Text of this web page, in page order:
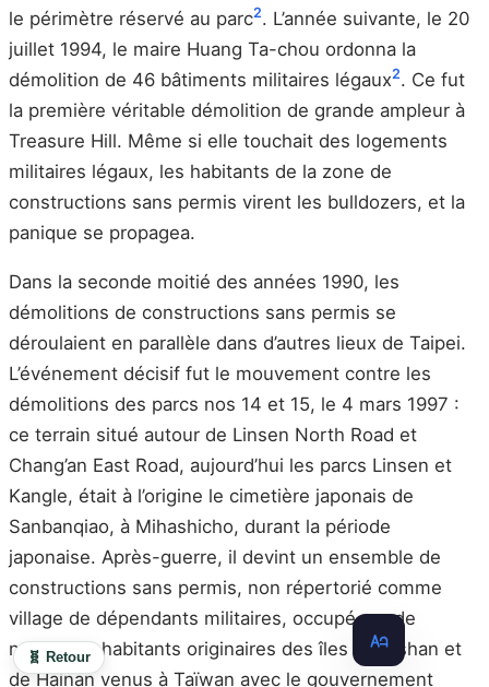
le périmètre réservé au parc2. L’année suivante, le 20
juillet 1994, le maire Huang Ta-chou ordonna la
démolition de 46 bâtiments militaires légaux2. Ce fut
la première véritable démolition de grande ampleur à
Treasure Hill. Même si elle touchait des logements
militaires légaux, les habitants de la zone de
constructions sans permis virent les bulldozers, et la
panique se propagea.
Dans la seconde moitié des années 1990, les
démolitions de constructions sans permis se
déroulaient en parallèle dans d’autres lieux de Taipei.
L’événement décisif fut le mouvement contre les
démolitions des parcs nos 14 et 15, le 4 mars 1997 :
ce terrain situé autour de Linsen North Road et
Chang’an East Road, aujourd’hui les parcs Linsen et
Kangle, était à l’origine le cimetière japonais de
Sanbanqiao, à Mihashicho, durant la période
japonaise. Après-guerre, il devint un ensemble de
constructions sans permis, non répertorié comme
village de dépendants militaires, occupé par de
nombreux habitants originaires des îles Zhoushan et
de Hainan venus à Taïwan avec le gouvernement
🧬 Retour